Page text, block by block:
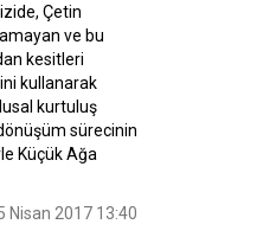
Çetin
ve bu
kesitleri
kullanarak
kurtuluş
sürecinin
Küçük Ağa
Nisan 2017 13:40